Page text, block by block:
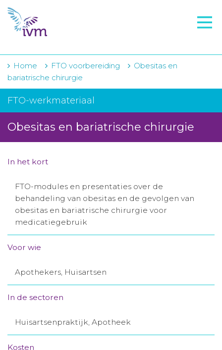
VMI
FTO voorbereiding
IVM-academie
Zorginstellingen
Voorschrijfgedrag
Projecten
Contact
Winkelwagentje
Aanmelden nieuwsbrief
Toegang leeromgeving
Home FTO voorbereiding
Obesitas en
bariatrische chirurgie
FTO-werkmateriaal
Obesitas en bariatrische chirurgie
In het kort
FTO-modules en presentaties over de
behandeling van obesitas en de gevolgen van
obesitas en bariatrische chirurgie voor
medicatiegebruik
Voor wie
Apothekers, Huisartsen
In de sectoren
Huisartsenpraktijk, Apotheek
Kosten